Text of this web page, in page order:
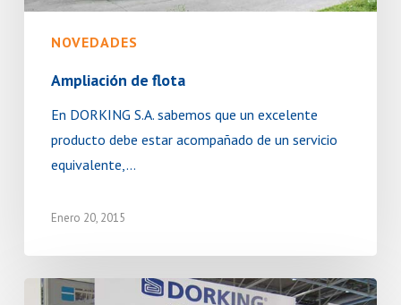
NOVEDADES
Ampliación de flota
En DORKING S.A. sabemos que un excelente
producto debe estar acompañado de un servicio
equivalente,…
Enero 20, 2015
Feria